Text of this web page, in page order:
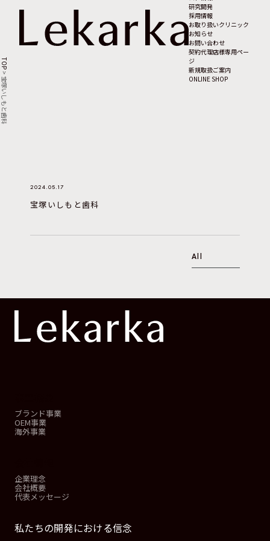
研究開発
採用情報
お取り扱いクリニック
お知らせ
お問い合わせ
契約代理店様専用ペー
ジ
新規取扱ご案内
ONLINE SHOP
TOP
>
宝塚いしもと歯科
2024.05.17
宝塚いしもと歯科
All
ブランド事業
OEM事業
海外事業
企業理念
会社概要
代表メッセージ
私たちの開発における信念